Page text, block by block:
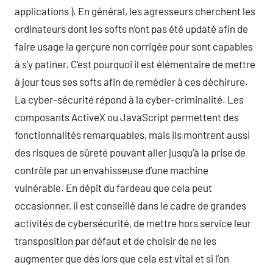
applications ). En général, les agresseurs cherchent les
ordinateurs dont les softs n’ont pas été updaté afin de
faire usage la gerçure non corrigée pour sont capables
à s’y patiner. C’est pourquoi il est élémentaire de mettre
à jour tous ses softs afin de remédier à ces déchirure.
La cyber-sécurité répond à la cyber-criminalité. Les
composants ActiveX ou JavaScript permettent des
fonctionnalités remarquables, mais ils montrent aussi
des risques de sûreté pouvant aller jusqu’à la prise de
contrôle par un envahisseuse d’une machine
vulnérable. En dépit du fardeau que cela peut
occasionner, il est conseillé dans le cadre de grandes
activités de cybersécurité, de mettre hors service leur
transposition par défaut et de choisir de ne les
augmenter que dès lors que cela est vital et si l’on